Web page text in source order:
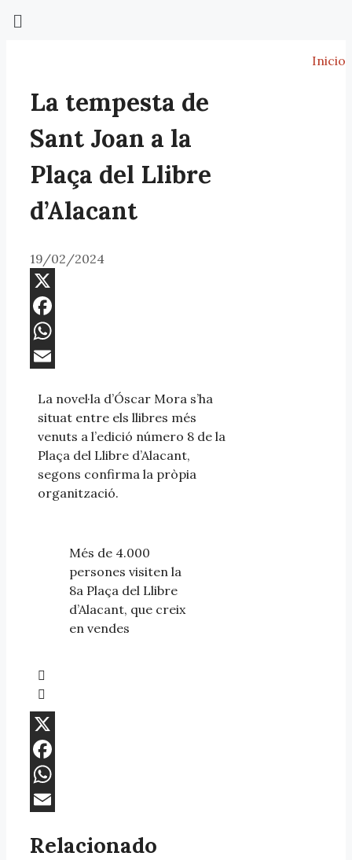
Inicio
La tempesta de
Sant Joan a la
Plaça del Llibre
d’Alacant
19/02/2024
X
Facebook
WhatsApp
La novel·la d’Óscar Mora s’ha
situat entre els llibres més
venuts a l’edició número 8 de la
Plaça del Llibre d’Alacant,
segons confirma la pròpia
organització.
Més de 4.000
persones visiten la
8a Plaça del Llibre
d’Alacant, que creix
en vendes
X
Facebook
WhatsApp
Relacionado